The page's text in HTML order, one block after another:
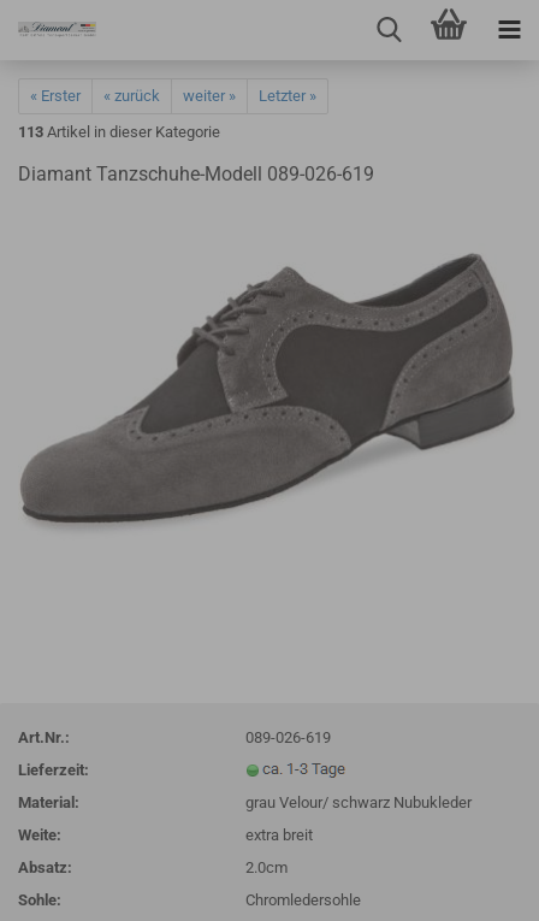
« Erster « zurück weiter »
Letzter »
113 Artikel in dieser Kategorie
Diamant Tanzschuhe-Modell 089-026-619
Art.Nr.:
089-026-619
Lieferzeit:
Material:
grau Velour/ schwarz Nubukleder
Weite:
extra breit
Absatz:
2.0cm
Sohle:
Chromledersohle